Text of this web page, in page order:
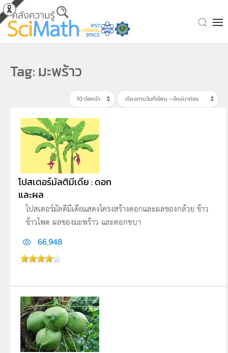
Skip to main content
Tag: มะพร้าว
โปสเตอร์มัลติมีเดีย : ดอก
และผล
โปสเตอร์มัลติมีเดียแสดงโครงสร้างดอกและผลของกล้วย ข้าว
ข้าวโพด ผลของมะพร้าว และดอกชบา
66,948